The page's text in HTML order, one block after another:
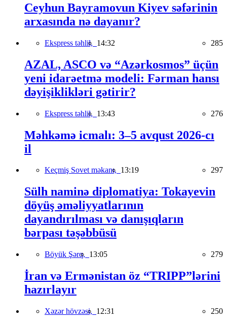
Ceyhun Bayramovun Kiyev səfərinin
arxasında nə dayanır?
Ekspress təhlil, 14:32 285
AZAL, ASCO və “Azərkosmos” üçün
yeni idarəetmə modeli: Fərman hansı
dəyişiklikləri gətirir?
Ekspress təhlil, 13:43 276
Məhkəmə icmalı: 3–5 avqust 2026-cı
il
Keçmiş Sovet məkanı, 13:19 297
Sülh naminə diplomatiya: Tokayevin
döyüş əməliyyatlarının
dayandırılması və danışıqların
bərpası təşəbbüsü
Böyük Şərq, 13:05 279
İran və Ermənistan öz “TRIPP”lərini
hazırlayır
Xəzər hövzəsi, 12:31 250